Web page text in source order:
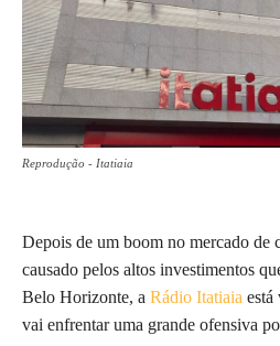
Reprodução - Itatiaia
Depois de um boom no mercado de
causado pelos altos investimentos
Belo Horizonte, a Rádio Itatiaia está
vai enfrentar uma grande ofensiva